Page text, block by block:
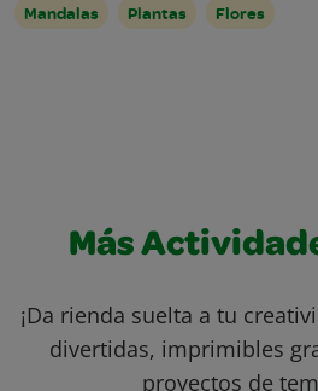
Mandalas Plantas Flores
Más
¡Da rienda suelta a tu
divertidas, imprimibles
proyectos de